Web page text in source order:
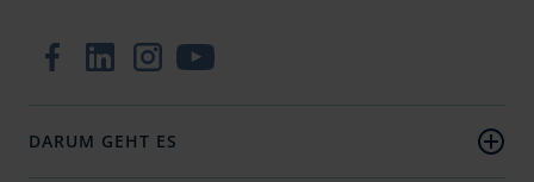
Zur Facebook-Seite
Zum LinkedIn-Profil
Zum Instagram-Profil
Zum YouTube-Kanal
DARUM GEHT ES